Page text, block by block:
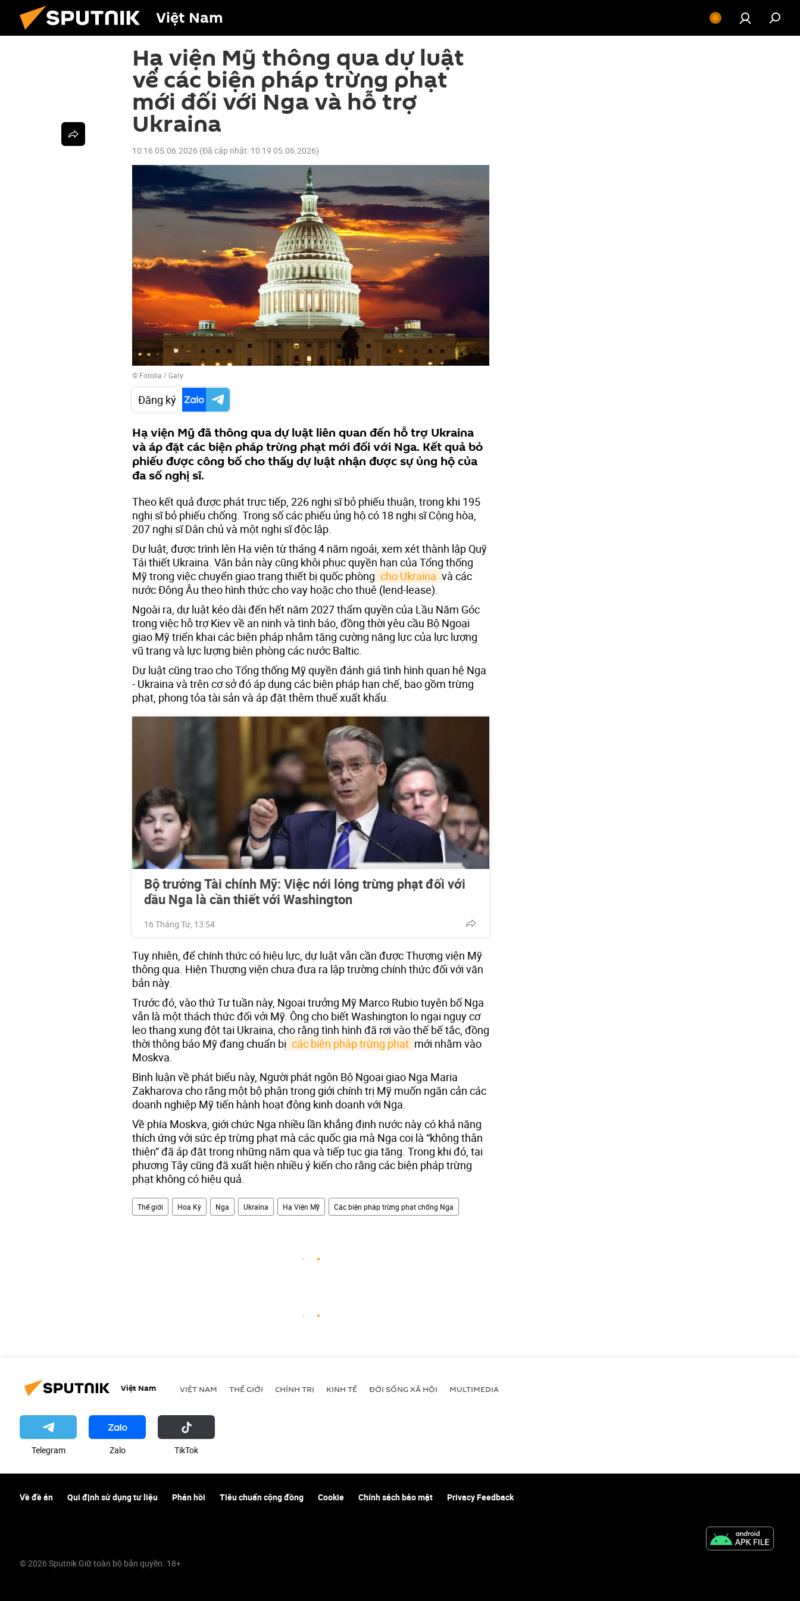
Việt Nam
Hạ viện Mỹ thông qua dự luật
về các biện pháp trừng phạt
mới đối với Nga và hỗ trợ
Ukraina
10:16 05.06.2026 (Đã cập nhật: 10:19 05.06.2026)
© Fotolia / Gary
Đăng ký
Hạ viện Mỹ đã thông qua dự luật liên quan đến hỗ trợ Ukraina
và áp đặt các biện pháp trừng phạt mới đối với Nga. Kết quả bỏ
phiếu được công bố cho thấy dự luật nhận được sự ủng hộ của
đa số nghị sĩ.
Theo kết quả được phát trực tiếp, 226 nghị sĩ bỏ phiếu thuận, trong khi 195
nghị sĩ bỏ phiếu chống. Trong số các phiếu ủng hộ có 18 nghị sĩ Cộng hòa,
207 nghị sĩ Dân chủ và một nghị sĩ độc lập.
Dự luật, được trình lên Hạ viện từ tháng 4 năm ngoái, xem xét thành lập Quỹ
Tái thiết Ukraina. Văn bản này cũng khôi phục quyền hạn của Tổng thống
Mỹ trong việc chuyển giao trang thiết bị quốc phòng cho Ukraina và các
nước Đông Âu theo hình thức cho vay hoặc cho thuê (lend-lease).
Ngoài ra, dự luật kéo dài đến hết năm 2027 thẩm quyền của Lầu Năm Góc
trong việc hỗ trợ Kiev về an ninh và tình báo, đồng thời yêu cầu Bộ Ngoại
giao Mỹ triển khai các biện pháp nhằm tăng cường năng lực của lực lượng
vũ trang và lực lượng biên phòng các nước Baltic.
Dự luật cũng trao cho Tổng thống Mỹ quyền đánh giá tình hình quan hệ Nga
- Ukraina và trên cơ sở đó áp dụng các biện pháp hạn chế, bao gồm trừng
phạt, phong tỏa tài sản và áp đặt thêm thuế xuất khẩu.
Bộ trưởng Tài chính Mỹ: Việc nới lỏng trừng phạt đối với
dầu Nga là cần thiết với Washington
16 Tháng Tư, 13:54
Tuy nhiên, để chính thức có hiệu lực, dự luật vẫn cần được Thượng viện Mỹ
thông qua. Hiện Thượng viện chưa đưa ra lập trường chính thức đối với văn
bản này.
Trước đó, vào thứ Tư tuần này, Ngoại trưởng Mỹ Marco Rubio tuyên bố Nga
vẫn là một thách thức đối với Mỹ. Ông cho biết Washington lo ngại nguy cơ
leo thang xung đột tại Ukraina, cho rằng tình hình đã rơi vào thế bế tắc, đồng
thời thông báo Mỹ đang chuẩn bị các biện pháp trừng phạt mới nhằm vào
Moskva.
Bình luận về phát biểu này, Người phát ngôn Bộ Ngoại giao Nga Maria
Zakharova cho rằng một bộ phận trong giới chính trị Mỹ muốn ngăn cản các
doanh nghiệp Mỹ tiến hành hoạt động kinh doanh với Nga.
Về phía Moskva, giới chức Nga nhiều lần khẳng định nước này có khả năng
thích ứng với sức ép trừng phạt mà các quốc gia mà Nga coi là “không thân
thiện” đã áp đặt trong những năm qua và tiếp tục gia tăng. Trong khi đó, tại
phương Tây cũng đã xuất hiện nhiều ý kiến cho rằng các biện pháp trừng
phạt không có hiệu quả.
Thế giới Hoa Kỳ Nga Ukraina Hạ Viện Mỹ Các biện pháp trừng phạt chống Nga
Việt Nam VIỆT NAM THẾ GIỚI CHÍNH TRỊ KINH TẾ ĐỜI SỐNG XÃ HỘI MULTIMEDIA
Telegram Zalo ТikТоk
Về đề án Qui định sử dụng tư liệu Phản hồi Tiêu chuẩn cộng đồng Cookie Chính sách bảo mật Privacy Feedback
© 2026 Sputnik Giữ toàn bộ bản quyền. 18+